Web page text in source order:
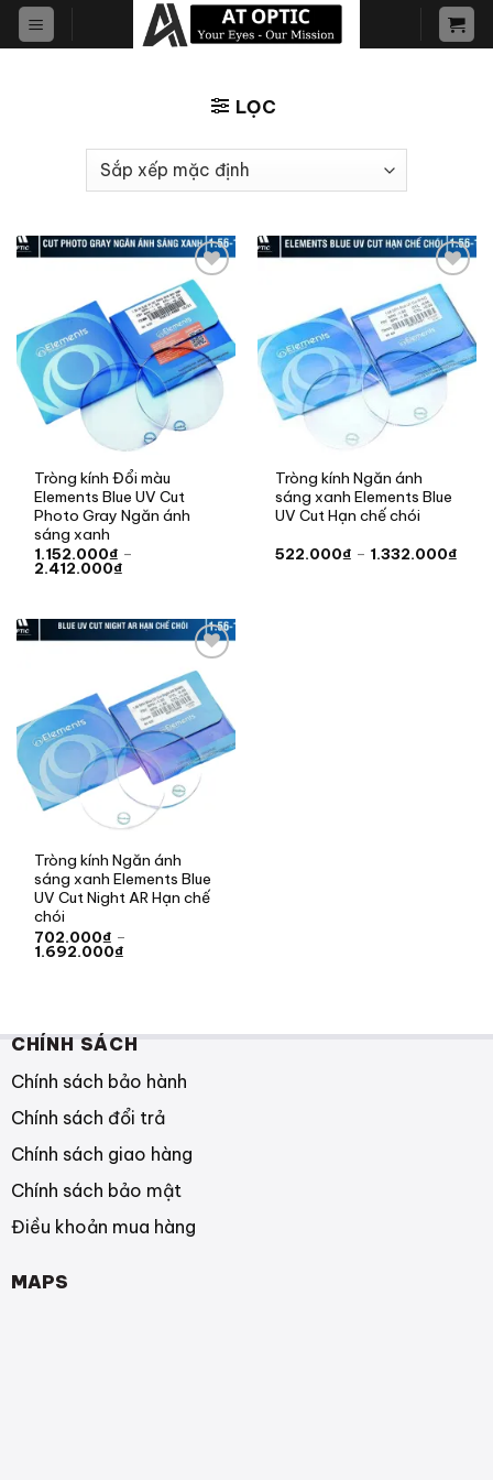
Skip
LỌC
Add to
wishlist
Tròng kính Đổi màu
Elements Blue UV Cut
Photo Gray Ngăn ánh
sáng xanh
1.152.000₫ –
2.412.000₫
đến
2.412.000₫
Add to
wishlist
Tròng kính Ngăn ánh
sáng xanh Elements Blue
UV Cut Hạn chế chói
522.000₫ – 1.332.000₫
Add to
wishlist
Tròng kính Ngăn ánh
sáng xanh Elements Blue
UV Cut Night AR Hạn chế
chói
702.000₫ –
1.692.000₫
CHÍNH SÁCH
Chính sách bảo hành
Chính sách đổi trả
Chính sách giao hàng
Chính sách bảo mật
Điều khoản mua hàng
MAPS